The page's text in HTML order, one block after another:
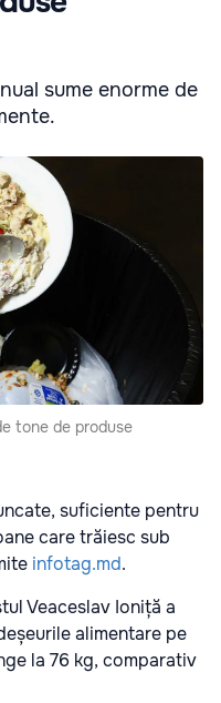
sume enorme de
tone de produse
suficiente pentru
care trăiesc sub
infotag.md.
Veaceslav Ioniță a
alimentare pe
la 76 kg, comparativ